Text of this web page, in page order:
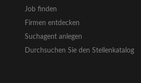
Job finden
Firmen entdecken
Suchagent anlegen
Durchsuchen Sie den Stellenkatalog